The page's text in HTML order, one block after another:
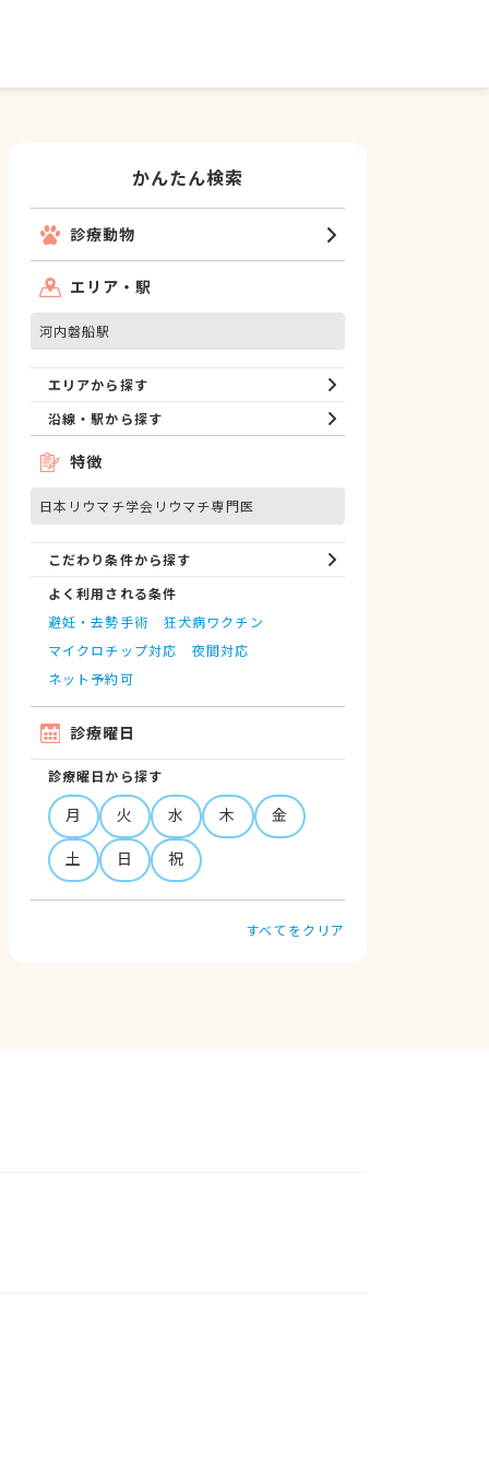
かんたん検索
診療動物
エリア・駅
河内磐船駅
エリアから探す
沿線・駅から探す
特徴
日本リウマチ学会リウマチ専門医
こだわり条件から探す
よく利用される条件
避妊・去勢手術
狂犬病ワクチン
マイクロチップ対応
夜間対応
ネット予約可
診療曜日
診療曜日から探す
月 火 水 木
金
土
日 祝
すべてをクリア